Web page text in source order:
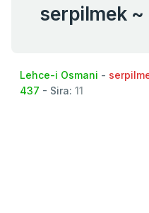
Lehce-i Osmani -
437 - Sira: 11